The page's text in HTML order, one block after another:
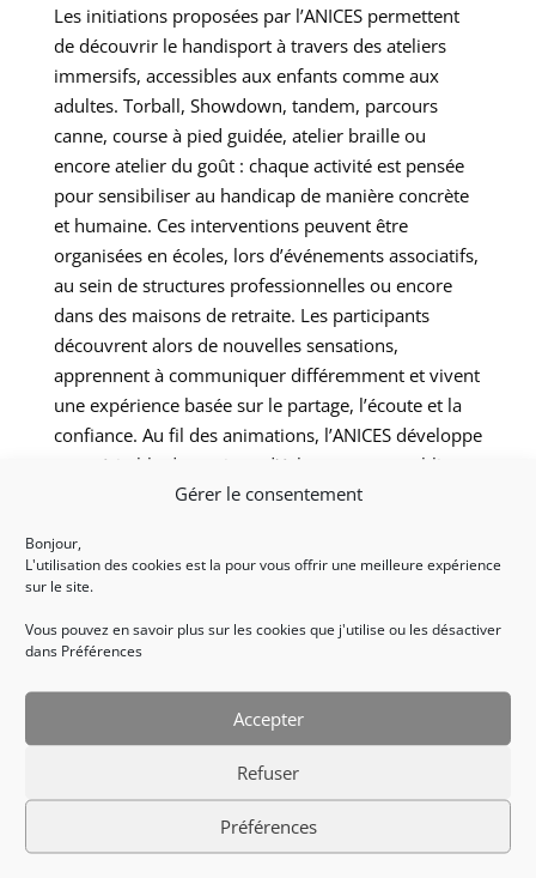
Gérer le consentement
Bonjour,
L'utilisation des cookies est la pour vous offrir une meilleure expérience
sur le site.
Vous pouvez en savoir plus sur les cookies que j'utilise ou les désactiver
dans Préférences
Accepter
Refuser
Préférences
Les initiations proposées par l’ANICES permettent
de découvrir le handisport à travers des ateliers
immersifs, accessibles aux enfants comme aux
adultes. Torball, Showdown, tandem, parcours
canne, course à pied guidée, atelier braille ou
encore atelier du goût : chaque activité est pensée
pour sensibiliser au handicap de manière concrète
et humaine. Ces interventions peuvent être
organisées en écoles, lors d’événements associatifs,
au sein de structures professionnelles ou encore
dans des maisons de retraite. Les participants
découvrent alors de nouvelles sensations,
apprennent à communiquer différemment et vivent
une expérience basée sur le partage, l’écoute et la
confiance. Au fil des animations, l’ANICES développe
une véritable dynamique d’échange entre publics
valides et personnes en situation de handicap. Cette
en créant des moments forts, accessibles et
enrichissants pour tous les participants.
Participer à une
Que vous soyez simplement curieux, sportif
futur adhérent, les initiations organisées par
l’ANICES sont ouvertes à tous.
Découvrir le Torball, tester le Showdown, participer